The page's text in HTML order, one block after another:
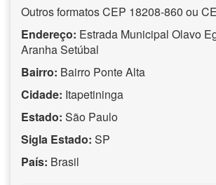
Outros formatos CEP 18208-860 ou
Endereço: Estrada Municipal Olavo
Aranha Setúbal
Bairro: Bairro Ponte Alta
Cidade: Itapetininga
Estado: São Paulo
Sigla Estado: SP
País: Brasil